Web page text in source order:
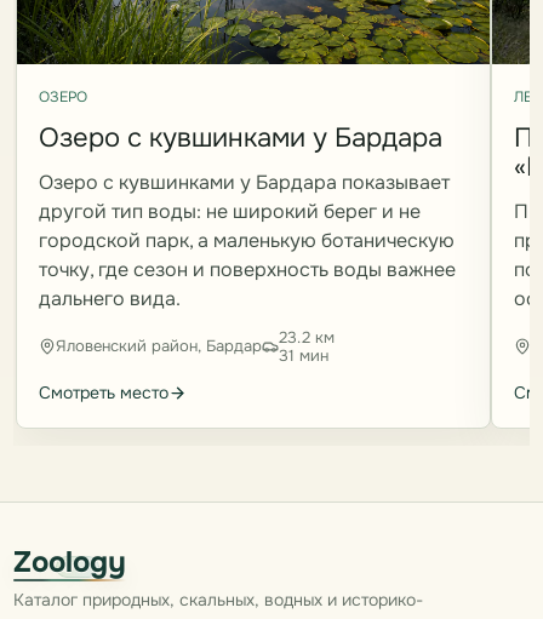
ОЗЕРО
Озеро с кувшинками у Бардара
Озеро с кувшинками у Бардара показывает
другой тип воды: не широкий берег и не
городской парк, а маленькую ботаническую
точку, где сезон и поверхность воды важнее
дальнего вида.
Яловенский район, Бардар
23.2 км
31 мин
Смотреть место
Zoology
Каталог природных, скальных, водных и историко-